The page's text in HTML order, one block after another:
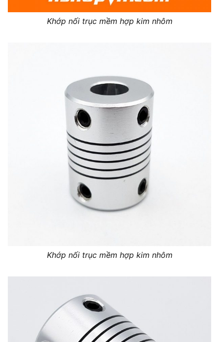
Khớp nối trục mềm hợp kim nhôm
Khớp nối trục mềm hợp kim nhôm